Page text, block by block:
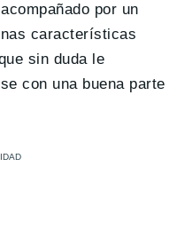
por un
características
sin duda le
con una buena parte